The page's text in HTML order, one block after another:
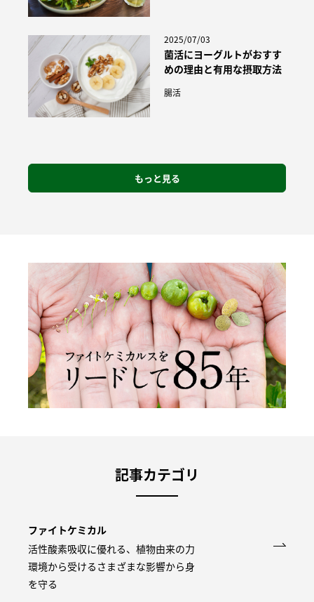
2025/07/03
菌活にヨーグルトがおすす
めの理由と有用な摂取方法
腸活
もっと見る
記事カテゴリ
ファイトケミカル
活性酸素吸収に優れる、植物由来の力
環境から受けるさまざまな影響から身
を守る